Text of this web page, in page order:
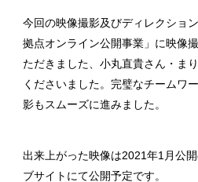
今回の映像撮影及びディレクショ
拠点オンライン公開事業」に映像
ただきました、小丸直貴さん・ま
くださいました。完璧なチームワ
影もスムーズに進みました。
出来上がった映像は2021年1月公
ブサイトにて公開予定です。